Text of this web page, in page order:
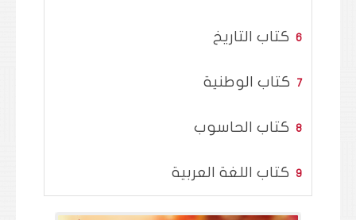
كتاب التاريخ
كتاب الوطنية
كتاب الحاسوب
كتاب اللغة العربية